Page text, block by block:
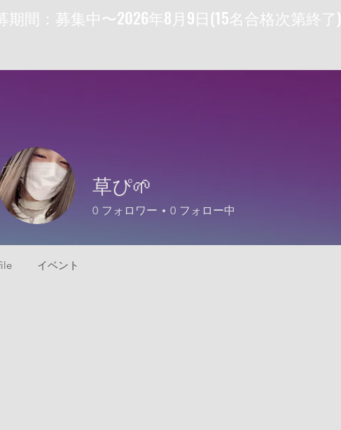
期間：募集中〜2026年8月9日(15名合格次第終了)
草ぴ🌱
0 フォロワー 0 フォロー中
イベント